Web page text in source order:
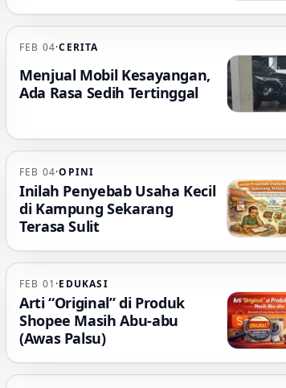
FEB 04·CERITA
Menjual Mobil Kesayangan,
Ada Rasa Sedih Tertinggal
FEB 04·OPINI
Inilah Penyebab Usaha Kecil
di Kampung Sekarang
Terasa Sulit
FEB 01 ·EDUKASI
Arti “Original” di Produk
Shopee Masih Abu-abu
(Awas Palsu)